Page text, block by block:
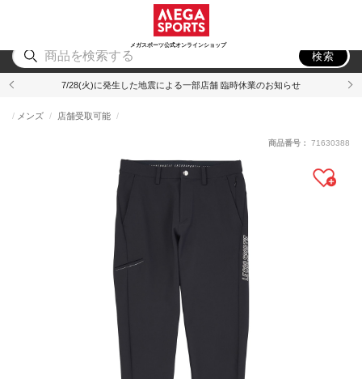
メガスポーツ公式オンラインショップ
アウトドア
検索
7/28(火)に発生した地震による一部店舗 臨時休業のお知らせ
メンズ 店舗受取可能
商品番号： 71630388